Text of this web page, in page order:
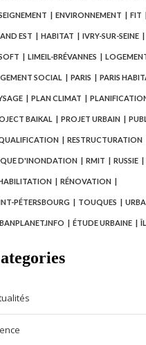
ENVIRONNEMENT FIT
EST HABITAT IVRY-SUR-SEINE
LIMEIL-BRÉVANNES
SOCIAL PARIS PARIS
PLAN CLIMAT
BAIKAL PROJET URBAIN
RESTRUCTURATION
D'INONDATION RMIT RUSSIE
RÉNOVATION
PÉTERSBOURG TOUQUES
ÉTUDE URBAINE